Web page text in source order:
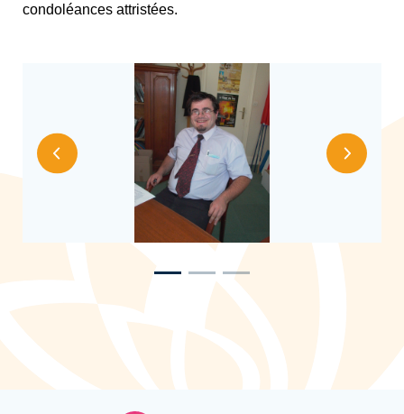
condoléances attristées.